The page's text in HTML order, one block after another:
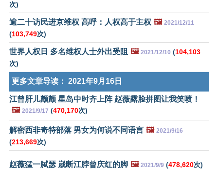
次)
逾二十访民进京维权 高呼：人权高于主权 🖼️ 2021/12/11
(103,749次)
世界人权日 多名维权人士外出受阻 🖼️ 2021/12/10 (104,103
次)
更多文章导读： 2021年9月16日
江曾肝儿颤颤 星岛中时齐上阵 赵薇露脸拼图让我笑喷！
🖼️ 2021/9/17 (470,170次)
解密西非奇特部落 男女为何说不同语言 🖼️ 2021/9/16
(213,669次)
赵薇猛一脦瑟 崴断江脖曾庆红的脚 🖼️ 2021/9/9 (478,620次)